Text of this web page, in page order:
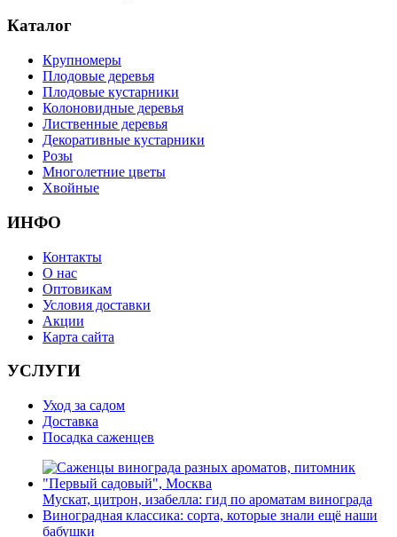
Каталог
Крупномеры
Плодовые деревья
Плодовые кустарники
Колоновидные деревья
Лиственные деревья
Декоративные кустарники
Розы
Многолетние цветы
Хвойные
ИНФО
Контакты
О нас
Оптовикам
Условия доставки
Акции
Карта сайта
УСЛУГИ
Уход за садом
Доставка
Посадка саженцев
Мускат, цитрон, изабелла: гид по ароматам винограда
Виноградная классика: сорта, которые знали ещё наши
бабушки